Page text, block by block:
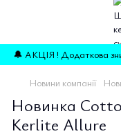
🔔 АКЦІЯ ! Додаткова
Новини компанії
Новинка
Kerlite Allure